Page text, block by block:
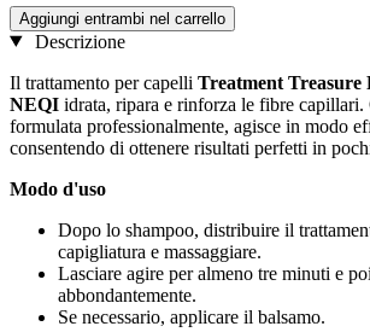
Aggiungi entrambi nel carrello
Descrizione
Il trattamento per capelli Treatment Treasure
NEQI idrata, ripara e rinforza le fibre capillari.
formulata professionalmente, agisce in modo
consentendo di ottenere risultati perfetti in
Modo d'uso
Dopo lo shampoo, distribuire il
capigliatura e massaggiare.
Lasciare agire per almeno tre minuti e
abbondantemente.
Se necessario, applicare il balsamo.